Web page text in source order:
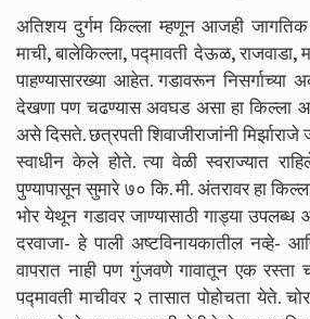
अतिशय दुर्गम किल्ला म्हणून आजही जागतिक
माची, बालेकिल्ला, पद्मावती देऊळ,
पाहण्यासारख्या आहेत. गडावरून
देखणा पण चढण्यास अवघड असा हा किल्ला
असे दिसते. छत्रपती शिवाजीराजांनी
स्वाधीन केले होते. त्या वेळी स्वराज्यात
पुण्यापासून सुमारे ७० कि. मी. अंतरावर हा
भोर येथून गडावर जाण्यासाठी गाड्या
दरवाजा- हे पाली अष्टविनायकातील नव्हे-
वापरात नाही पण गुंजवणे गावातून एक रस्ता
पद्मावती माचीवर २ तासात पोहोचता येते.